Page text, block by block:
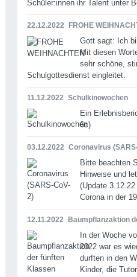
Schüler:innen ihr Talent unter
22.12.2022 FROHE
Gott sagt: Ich
Mit diesen
sehr schöne,
Schulgottesdienst eingleitet.
11.12.2022 Schulkinowochen
Ein
6c)
03.12.2022 Coronavirus
Bitte beachten
Hinweise und
(Update
Corona in der
12.11.2022 Baumpflanzaktion
In der Woche
2022 war es
durften in den
Kinder, die